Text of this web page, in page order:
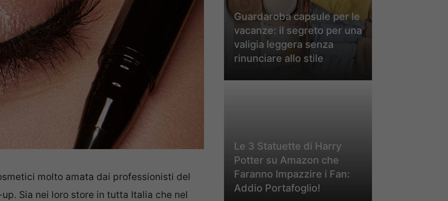
molto amata dai professionisti del
Sia nei loro store in tutta Italia che nel
Guardaroba capsule per le
vacanze: il segreto per una
valigia leggera senza
rinunciare allo stile
Le 3 Statuette di Harry
Potter su Amazon che
Faranno Impazzire i Fan:
Addio Portafoglio!